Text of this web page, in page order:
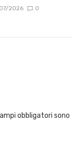
2026 0
obbligatori sono